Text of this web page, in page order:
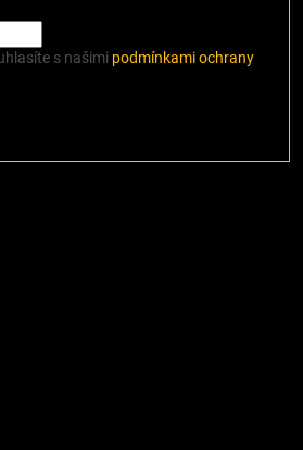
s našimi podmínkami ochrany